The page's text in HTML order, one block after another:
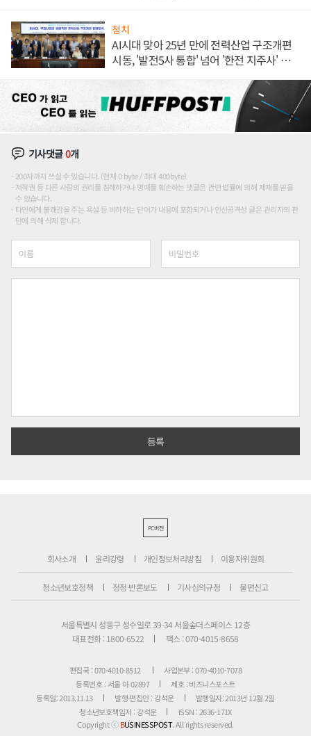
정치
AI시대 맞아 25년 만에 전력산업 구조개편
시동, '발전5사 통합' 넘어 '한전 지주사' 재편
기사댓글0개
200자까지 쓰실 수 있습니다. (현재 0 byte / 최대 400byte)
저작권 등 다른 사람의 권리를 침해하거나 명예를 훼손하는 댓글은 관련 법률에 의해 제재를 받을
수 있습니다.
타인에게 불쾌감을 주는 욕설 등 비하하는 단어가 내용에 포함되거나 인신공격성 글은 관리자의 판
단에 의해 삭제 합니다.
PC버전
회사소개 윤리강령 개인정보처리방침 이용자위원회
청소년보호정책 정정·반론보도 기사심의규정 불편신고
서울특별시 성동구 성수일로 39-34 서울숲더스페이스 12층
대표전화 : 1800-6522
팩스 : 070-4015-8658
편집국 : 070-4010-8512
사업본부 : 070-4010-7078
등록번호 : 서울 아 02897
제호 : 비즈니스포스트
등록일: 2013.11.13
발행·편집인 : 강석운
발행일자: 2013년 12월 2일
청소년보호책임자 : 강석운
ISSN : 2636-171X
Copyright ⓒBUSINESSPOST. All rights reserved.